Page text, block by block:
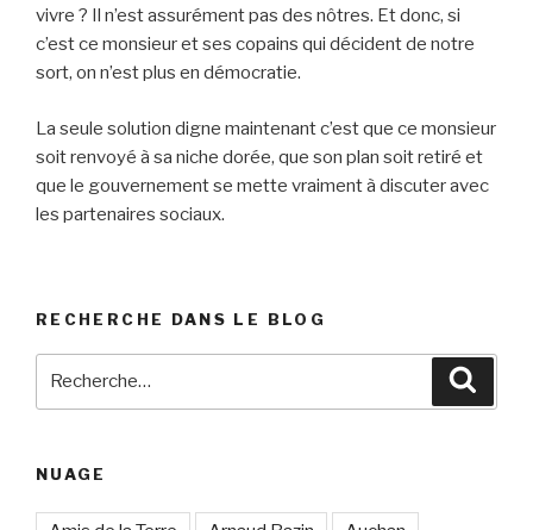
vivre ? Il n’est assurément pas des nôtres. Et donc, si
c’est ce monsieur et ses copains qui décident de notre
sort, on n’est plus en démocratie.
La seule solution digne maintenant c’est que ce monsieur
soit renvoyé à sa niche dorée, que son plan soit retiré et
que le gouvernement se mette vraiment à discuter avec
les partenaires sociaux.
RECHERCHE DANS LE BLOG
NUAGE